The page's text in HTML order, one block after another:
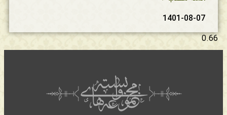
1401-08-07